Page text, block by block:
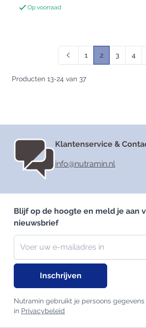
Op voorraad
Producten 13-24 van 37
Pagina
1
U lees
2
Pagina
3 4
Klantenservice &
info@nutramin.nl
Blijf op de hoogte en meld je aan
nieuwsbrief
Nieuwsbrief
E-mailadres
Inschrijven
Nutramin gebruikt je persoons
in Privacybeleid